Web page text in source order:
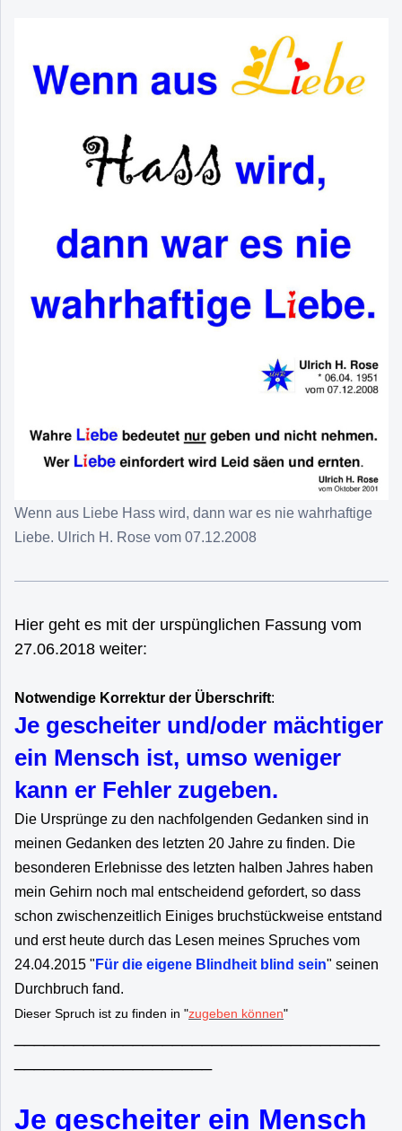
Wenn aus Liebe Hass wird, dann war es nie wahrhaftige
Liebe. Ulrich H. Rose vom 07.12.2008
Hier geht es mit der urspünglichen Fassung vom
27.06.2018 weiter:
Notwendige Korrektur der Überschrift:
Je gescheiter und/oder mächtiger
ein Mensch ist, umso weniger
kann er Fehler zugeben.
Die Ursprünge zu den nachfolgenden Gedanken sind in
meinen Gedanken des letzten 20 Jahre zu finden. Die
besonderen Erlebnisse des letzten halben Jahres haben
mein Gehirn noch mal entscheidend gefordert, so dass
schon zwischenzeitlich Einiges bruchstückweise entstand
und erst heute durch das Lesen meines Spruches vom
24.04.2015 " Für die eigene Blindheit blind sein" seinen
Durchbruch fand.
Dieser Spruch ist zu finden in "zugeben können"
Je gescheiter ein Mensch